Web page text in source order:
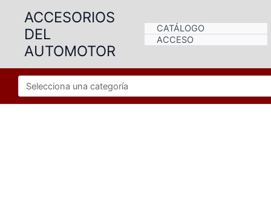
contenido
ACCESORIOS
DEL
AUTOMOTOR
CATÁLOGO
ACCESO